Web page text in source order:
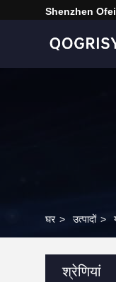
Shenzhen
घर > उत्पादों >
श्रेणियां